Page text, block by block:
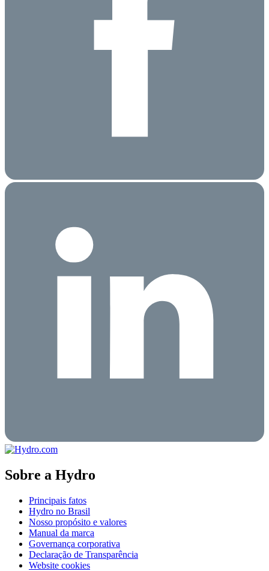
Sobre a Hydro
Principais fatos
Hydro no Brasil
Nosso propósito e valores
Manual da marca
Governança corporativa
Declaração de Transparência
Website cookies